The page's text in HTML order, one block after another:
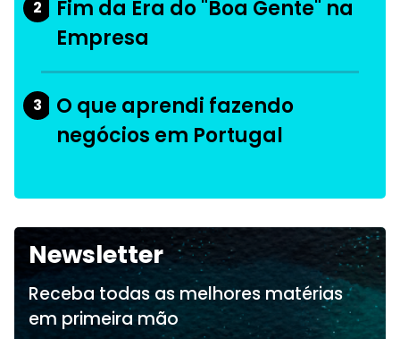
2
Fim da Era do "Boa Gente" na
Empresa
3
O que aprendi fazendo
negócios em Portugal
Newsletter
Receba todas as melhores matérias
em primeira mão